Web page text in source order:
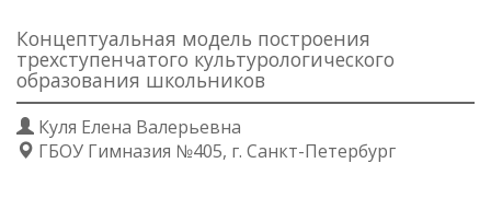
Концептуальная модель построения
трехступенчатого культурологического
образования школьников
Куля Елена Валерьевна
ГБОУ Гимназия №405, г. Санкт-Петербург